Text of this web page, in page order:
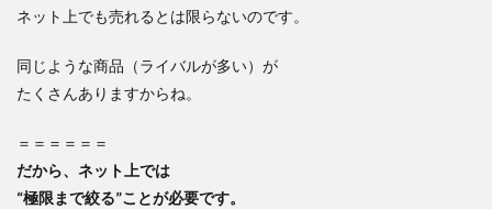
ネット上でも売れるとは限らないのです。
同じような商品（ライバルが多い）が
たくさんありますからね。
＝＝＝＝＝＝
だから、ネット上では
“極限まで絞る”ことが必要です。